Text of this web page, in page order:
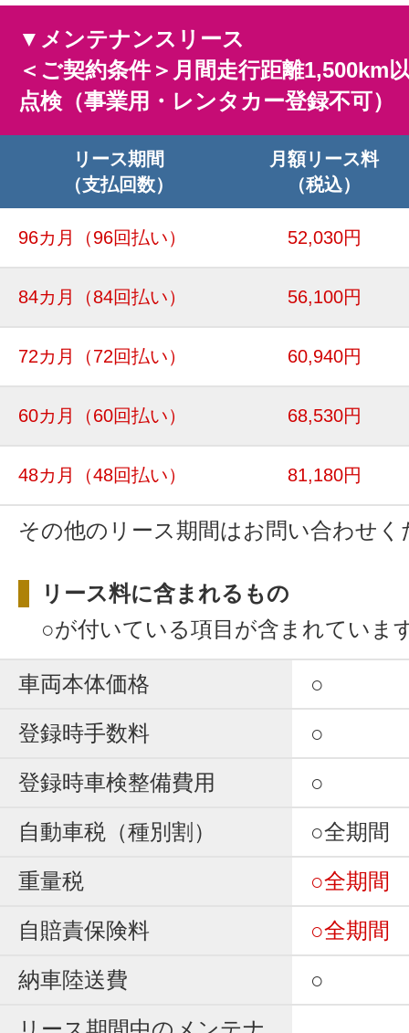
▼メンテナンスリース
＜ご契約条件＞月間走行距離1,500km
点検（事業用・レンタカー登録不可）
リース期間
（支払回数）
月額リース料
（税込）
96カ月 （96回払い） 52,030円
84カ月 （84回払い） 56,100円
72カ月 （72回払い） 60,940円
60カ月 （60回払い） 68,530円
48カ月 （48回払い） 81,180円
その他のリース期間はお問い合わせく
リース料に含まれるもの
○が付いている項目が含まれていま
車両本体価格
○
登録時手数料
○
登録時車検整備費用
○
自動車税（種別割）
○全期間
重量税
○全期間
自賠責保険料
○全期間
納車陸送費
○